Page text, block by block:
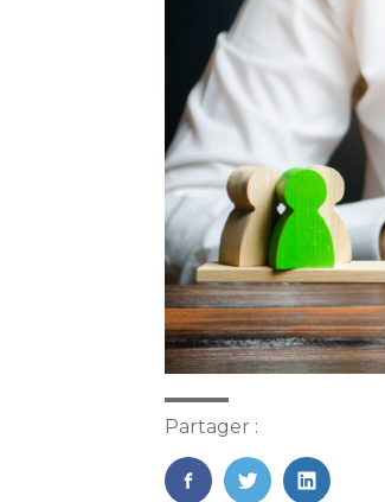
Partager :